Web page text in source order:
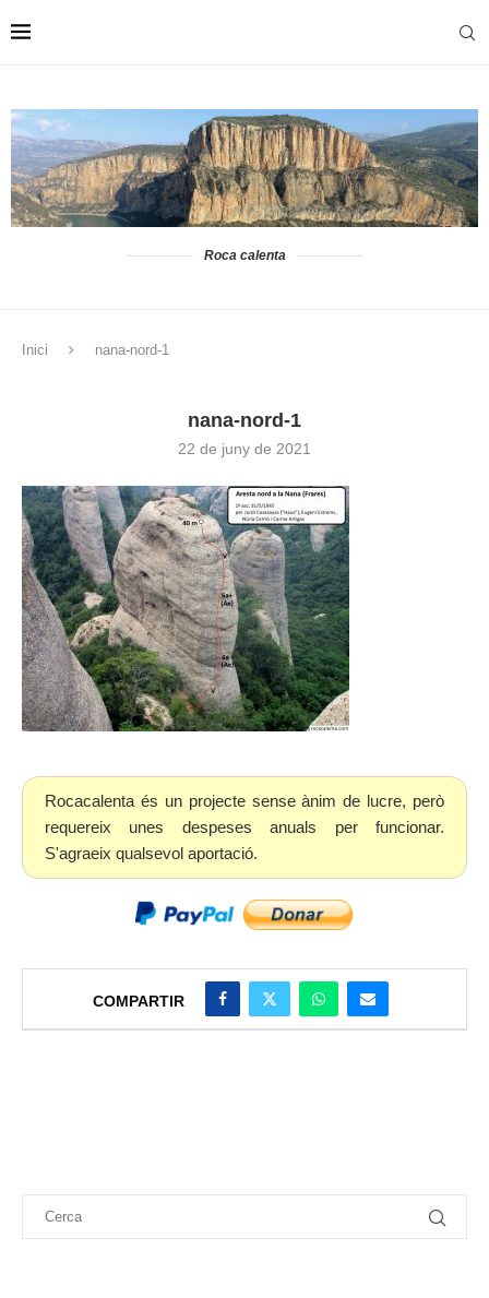
Roca calenta
Inici nana-nord-1
nana-nord-1
22 de juny de 2021
Rocacalenta és un projecte sense ànim de lucre, però
requereix unes despeses anuals per funcionar.
S'agraeix qualsevol aportació.
COMPARTIR